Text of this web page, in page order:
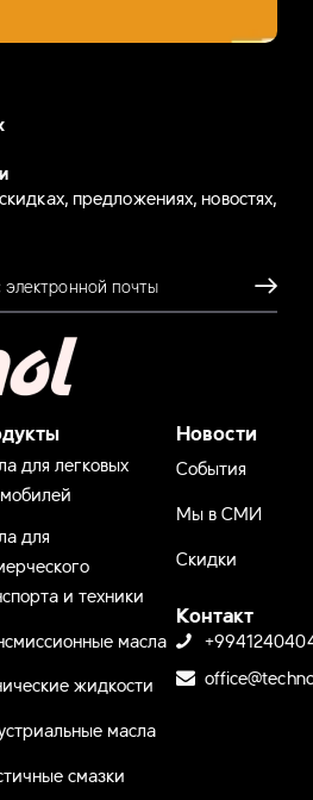
предложениях, новостях,
для легковых
для
и техники
масла
жидкости
масла
смазки
Новости
События
Мы в СМИ
Скидки
Контакт